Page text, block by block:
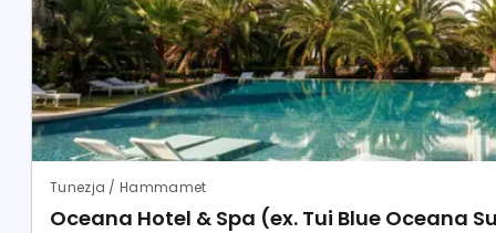
Tunezja / Hammamet
Oceana Hotel & Spa (ex. Tui Blue Oceana